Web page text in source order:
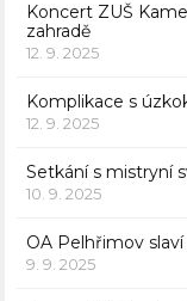
Koncert ZUŠ
zahradě
12. 9. 2025
Komplikace s
12. 9. 2025
Setkání s mistryní
10. 9. 2025
OA Pelhřimov
9. 9. 2025